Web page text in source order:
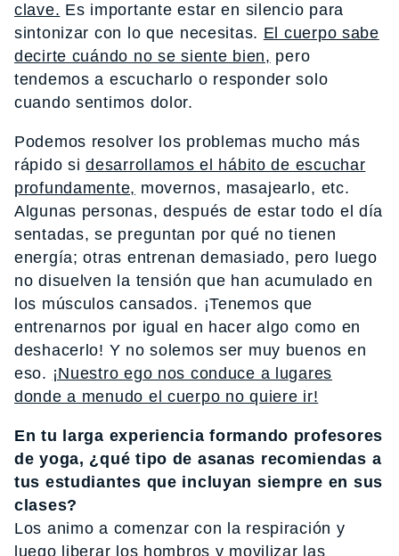
clave. Es importante estar en silencio para
sintonizar con lo que necesitas. El cuerpo sabe
decirte cuándo no se siente bien, pero
tendemos a escucharlo o responder solo
cuando sentimos dolor.
Podemos resolver los problemas mucho más
rápido sidesarrollamos el hábito de escuchar
profundamente, movernos, masajearlo, etc.
Algunas personas, después de estar todo el día
sentadas, se preguntan por qué no tienen
energía; otras entrenan demasiado, pero luego
no disuelven la tensión que han acumulado en
los músculos cansados. ¡Tenemos que
entrenarnos por igual en hacer algo como en
deshacerlo! Y no solemos ser muy buenos en
eso. ¡Nuestro ego nos conduce a lugares
donde a menudo el cuerpo no quiere ir!
En tu larga experiencia formando profesores
de yoga, ¿qué tipo de asanas recomiendas a
tus estudiantes que incluyan siempre en sus
clases?
Los animo a comenzar con la respiración y
luego liberar los hombros y movilizar las